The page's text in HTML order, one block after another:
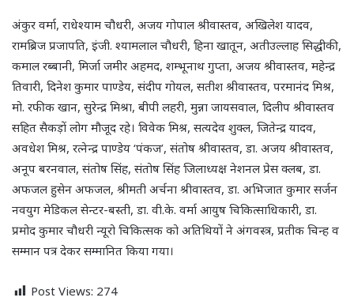
अंकुर वर्मा, राधेश्याम चौधरी, अजय गोपाल श्रीवास्तव, अखिलेश यादव,
रामब्रिज प्रजापति, इंजी. श्यामलाल चौधरी, हिना खातून, अतीउल्लाह सिद्धीकी,
कमाल रब्बानी, मिर्जा जमीर अहमद, शम्भूनाथ गुप्ता, अजय श्रीवास्तव, महेन्द्र
तिवारी, दिनेश कुमार पाण्डेय, संदीप गोयल, सतीश श्रीवास्तव, परमानंद मिश्र,
मो. रफीक खान, सुरेन्द्र मिश्रा, बीपी लहरी, मुन्ना जायसवाल, दिलीप श्रीवास्तव
सहित सैकड़ों लोग मौजूद रहे। विवेक मिश्र, सत्यदेव शुक्ल, जितेन्द्र यादव,
अवधेश मिश्र, रत्नेन्द्र पाण्डेय ‘पंकज’, संतोष श्रीवास्तव, डा. अजय श्रीवास्तव,
अनूप बरनवाल, संतोष सिंह, संतोष सिंह जिलाध्यक्ष नेशनल प्रेस क्लब, डा.
अफजल हुसेन अफजल, श्रीमती अर्चना श्रीवास्तव, डा. अभिजात कुमार सर्जन
नवयुग मेडिकल सेन्टर-बस्ती, डा. वी.के. वर्मा आयुष चिकित्साधिकारी, डा.
प्रमोद कुमार चौधरी न्यूरो चिकित्सक को अतिथियों ने अंगवस्त्र, प्रतीक चिन्ह व
सम्मान पत्र देकर सम्मानित किया गया।
Post Views: 274